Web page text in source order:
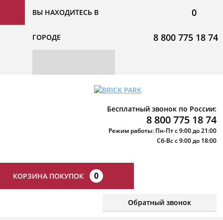
ВЫ НАХОДИТЕСЬ В
ГОРОДЕ
0
8 800 775 18 74
Бесплатный звонок по России:
8 800 775 18 74
Режим работы: Пн-Пт с 9:00 до 21:00
Сб-Вс с 9:00 до 18:00
КОРЗИНА ПОКУПОК 0
Обратный звонок